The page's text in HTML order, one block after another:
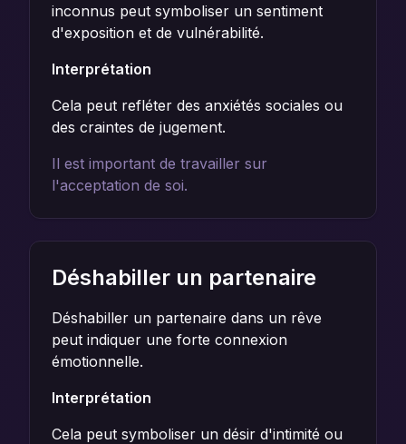
inconnus peut symboliser un sentiment
d'exposition et de vulnérabilité.
Interprétation
Cela peut refléter des anxiétés sociales ou
des craintes de jugement.
Il est important de travailler sur
l'acceptation de soi.
Déshabiller un partenaire
Déshabiller un partenaire dans un rêve
peut indiquer une forte connexion
émotionnelle.
Interprétation
Cela peut symboliser un désir d'intimité ou